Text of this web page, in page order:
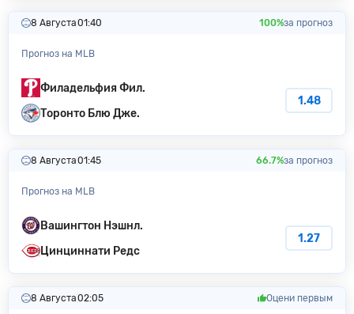
8 Августа01:40 100%за прогноз
Прогноз на MLB
Филадельфия Фил.
Торонто Блю Дже.
1.48
8 Августа01:45 66.7%за прогноз
Прогноз на MLB
Вашингтон Нэшнл.
Цинциннати Редс
1.27
8 Августа02:05 Оцени первым